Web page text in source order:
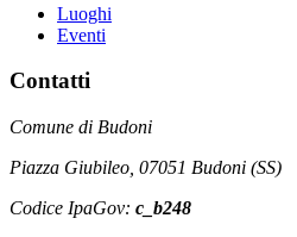
Luoghi
Eventi
Contatti
Comune di Budoni
Piazza Giubileo, 07051 Budoni (SS)
Codice IpaGov: c_b248